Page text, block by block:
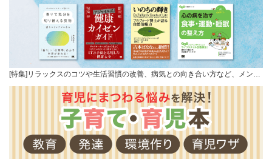
[特集]リラックスのコツや生活習慣の改善、病気との向き合い方など、メン…